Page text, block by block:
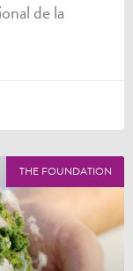
de la
THE FOUNDATION